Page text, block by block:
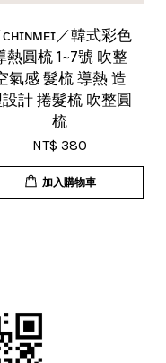
ᴄʜɪɴᴍᴇɪ／韓式彩色
熱圓梳 1~7號 吹整
氣感 髮梳 導熱 造
計 捲髮梳 吹整圓
梳
NT$ 380
加入購物車